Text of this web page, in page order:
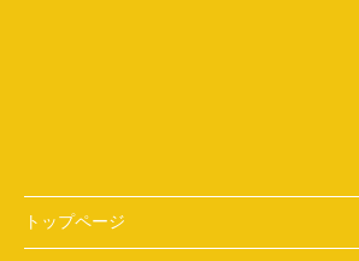
トップページ